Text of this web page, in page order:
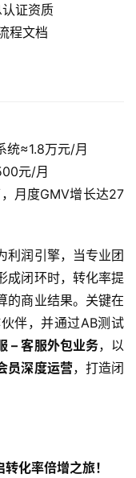
证资质
程文档
统≈1.8万元/月
元/月
月度GMV增长达27
利润引擎，当专业团
成闭环时，转化率提
的商业结果。关键在
伴，并通过AB测试
– 客服外包业务，以
员深度运营，打造闭
化率倍增之旅！